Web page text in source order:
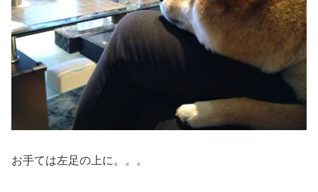
お手ては左足の上に。。。